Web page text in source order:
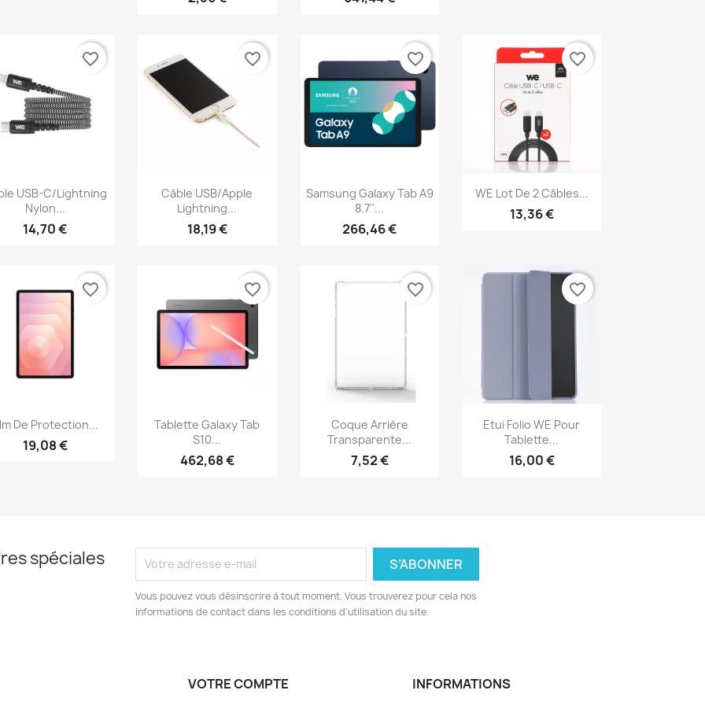
Aperçu rapide
USB-C/Lightning
Nylon...
14,70 €
favorite_border
Aperçu rapide
Câble USB/Apple
Lightning...
18,19 €
favorite_border
Aperçu rapide
Samsung Galaxy Tab A9
8.7''...
266,46 €
favorite_border
Aperçu rapide
WE Lot De 2 Câbles...
13,36 €
favorite_border
Aperçu rapide
De Protection...
19,08 €
favorite_border
Aperçu rapide
Tablette Galaxy Tab
S10...
462,68 €
favorite_border
Aperçu rapide
Coque Arrière
Transparente...
7,52 €
favorite_border
Aperçu rapide
Etui Folio WE Pour
Tablette...
16,00 €
favorite_border
spéciales
Vous pouvez vous désinscrire à tout moment. Vous trouverez pour cela nos
informations de contact dans les conditions d'utilisation du site.
VOTRE COMPTE INFORMATIONS